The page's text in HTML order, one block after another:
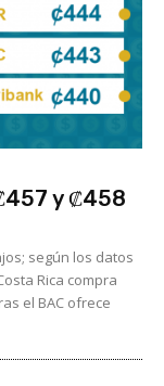
y ₡458
según los datos
Rica compra
el BAC ofrece